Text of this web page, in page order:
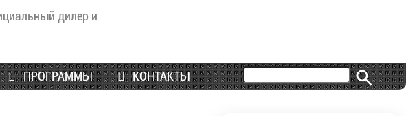
дилер и
ПРОГРАММЫ КОНТАКТЫ